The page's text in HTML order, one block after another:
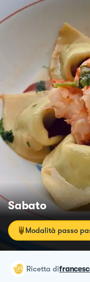
Sabato
Modalità passo
ricetta di